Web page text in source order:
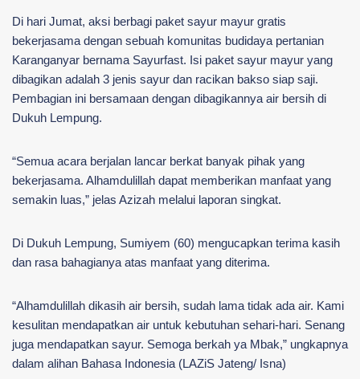
Di hari Jumat, aksi berbagi paket sayur mayur gratis
bekerjasama dengan sebuah komunitas budidaya pertanian
Karanganyar bernama Sayurfast. Isi paket sayur mayur yang
dibagikan adalah 3 jenis sayur dan racikan bakso siap saji.
Pembagian ini bersamaan dengan dibagikannya air bersih di
Dukuh Lempung.
“Semua acara berjalan lancar berkat banyak pihak yang
bekerjasama. Alhamdulillah dapat memberikan manfaat yang
semakin luas,” jelas Azizah melalui laporan singkat.
Di Dukuh Lempung, Sumiyem (60) mengucapkan terima kasih
dan rasa bahagianya atas manfaat yang diterima.
“Alhamdulillah dikasih air bersih, sudah lama tidak ada air. Kami
kesulitan mendapatkan air untuk kebutuhan sehari-hari. Senang
juga mendapatkan sayur. Semoga berkah ya Mbak,” ungkapnya
dalam alihan Bahasa Indonesia (LAZiS Jateng/ Isna)